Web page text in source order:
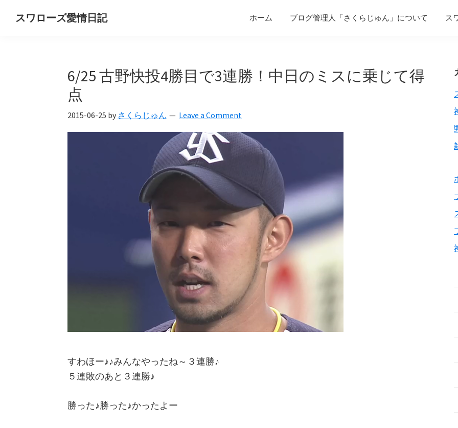
スワローズ愛情日記 ホーム ブログ管理人「さくらじゅん」について ス
6/25 古野快投4勝目で3連勝！中日のミスに乗じて得
点
2015-06-25 by さくらじゅん Leave a Comment
すわほー♪♪みんなやったね～３連勝♪
５連敗のあと３連勝♪
勝った♪勝った♪かったよー